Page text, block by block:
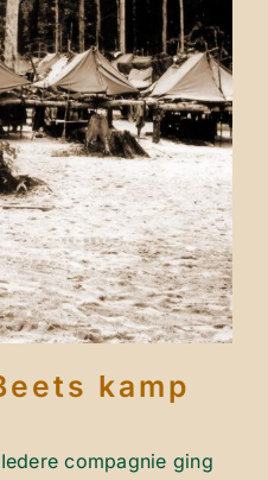
Beets kamp
kamp
compagnie ging